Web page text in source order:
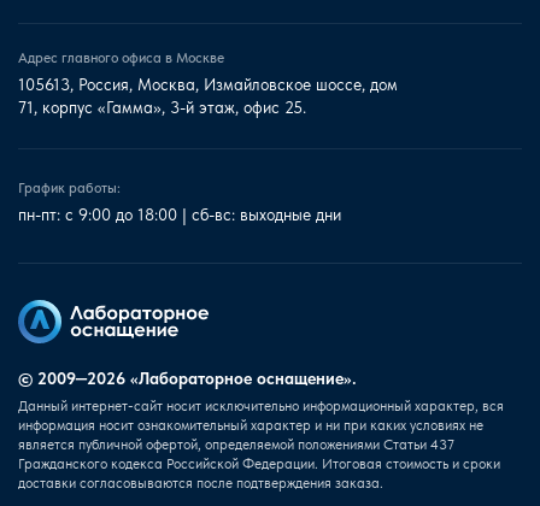
Адрес главного офиса в Москве
105613, Россия, Москва, Измайловское шоссе, дом
71, корпус «Гамма», 3-й этаж, офис 25.
График работы:
пн-пт: с 9:00 до 18:00 | сб-вс: выходные дни
© 2009—2026 «Лабораторное оснащение».
Данный интернет-сайт носит исключительно информационный характер, вся
информация носит ознакомительный характер и ни при каких условиях не
является публичной офертой, определяемой положениями Статьи 437
Гражданского кодекса Российской Федерации. Итоговая стоимость и сроки
доставки согласовываются после подтверждения заказа.